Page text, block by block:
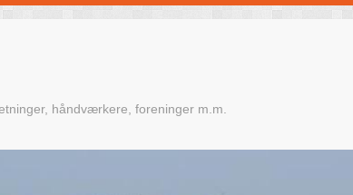
håndværkere, foreninger m.m.